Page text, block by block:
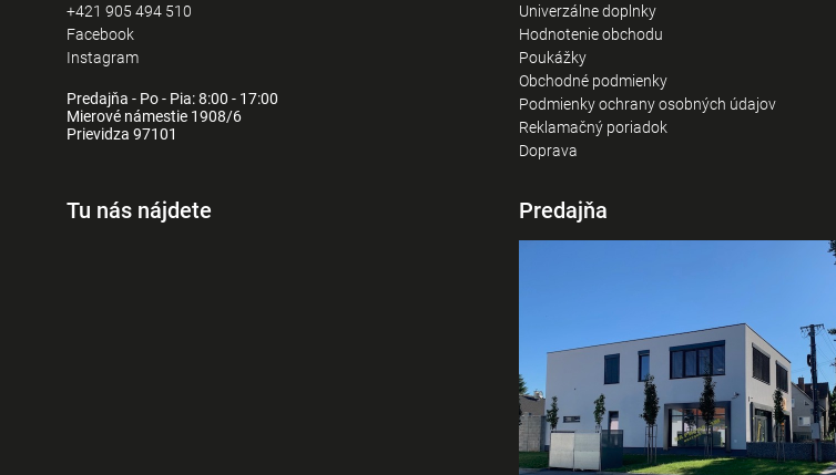
+421 905 494 510
Facebook
Instagram
Predajňa - Po - Pia: 8:00 - 17:00
Mierové námestie 1908/6
Prievidza 97101
Univerzálne doplnky
Hodnotenie obchodu
Poukážky
Obchodné podmienky
Podmienky ochrany osobných údajov
Reklamačný poriadok
Doprava
Tu nás nájdete Predajňa